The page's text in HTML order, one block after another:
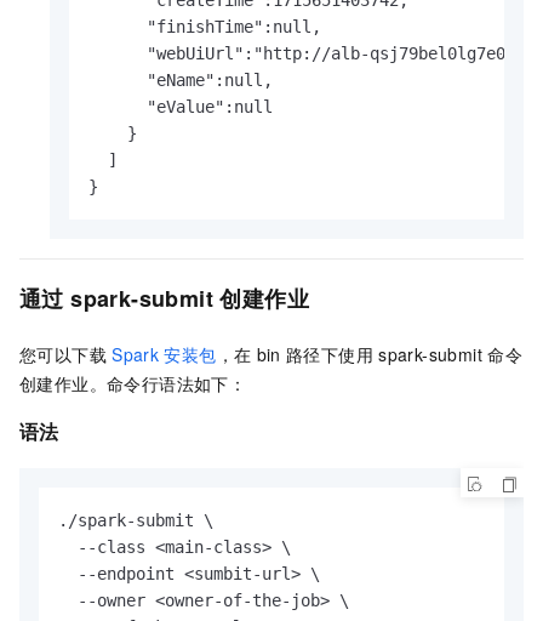
      "finishTime":null,
"webUiUrl":"http://alb-
      "eName":null,
      "eValue":null
    }
  ]
}
通过 spark-submit 创建作业
您可以下载 Spark 安装包 ，在 bin 路径下使用 spark-submit 命令
创建作业。命令行语法如下：
语法
./spark-submit \
  --class <main-class> \
  --endpoint <sumbit-url> \
  --owner <owner-of-the-job> \